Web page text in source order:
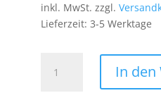
inkl. MwSt. zzgl.
Lieferzeit: 3-5 Werktage
Tyrannosaurus
Rex
In den